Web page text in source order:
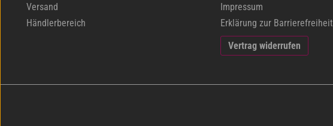
Versand
Händlerbereich
Impressum
Erklärung zur Barrierefreiheit
Vertrag widerrufen